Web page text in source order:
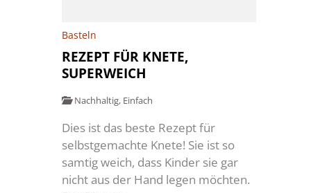
Basteln
REZEPT FÜR KNETE,
SUPERWEICH
Nachhaltig, Einfach
Dies ist das beste Rezept für
selbstgemachte Knete! Sie ist so
samtig weich, dass Kinder sie gar
nicht aus der Hand legen möchten.